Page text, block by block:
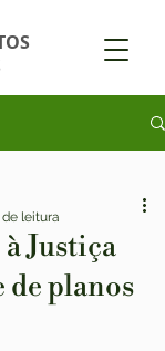
Justiça
de planos
leitura